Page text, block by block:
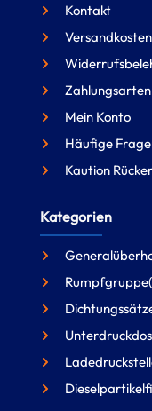
Kontakt
Versandkosten
Zahlungsarten
Mein Konto
Häufige
Kaution
Kategorien